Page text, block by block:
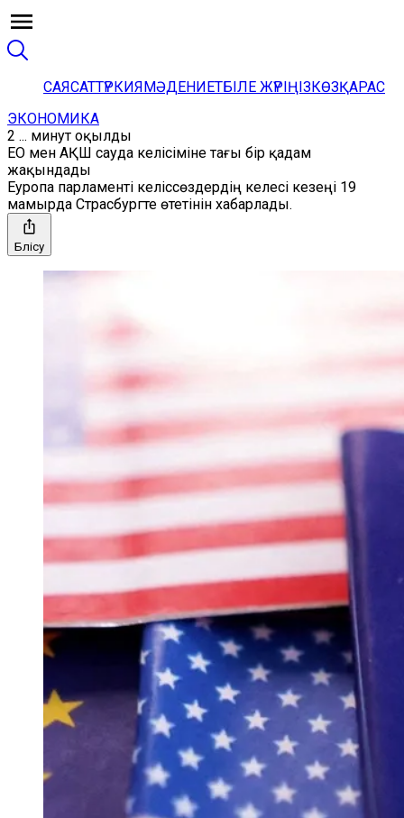
САЯСАТТҮРКИЯМӘДЕНИЕТБІЛЕ ЖҮРІҢІЗКӨЗҚАРАС
ЭКОНОМИКА
2 ... минут оқылды
ЕО мен АҚШ сауда келісіміне тағы бір қадам
жақындады
Еуропа парламенті келіссөздердің келесі кезеңі 19
мамырда Страсбургте өтетінін хабарлады.
Бөлісу